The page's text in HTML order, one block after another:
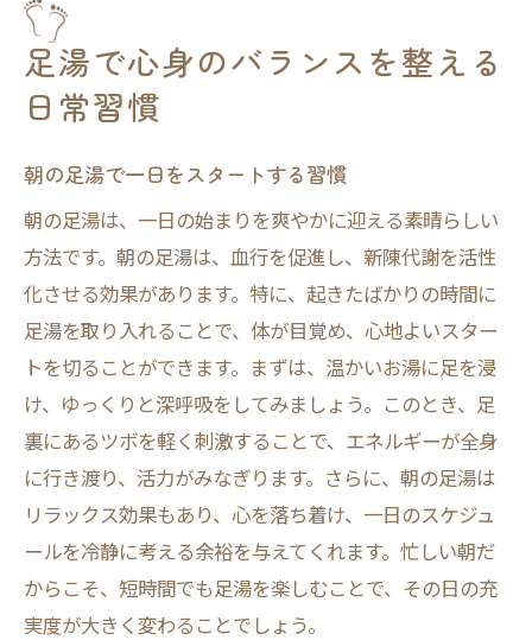
足湯で心身のバランスを整える
日常習慣
朝の足湯で一日をスタートする習慣
朝の足湯は、一日の始まりを爽やかに迎える素晴らしい
方法です。朝の足湯は、血行を促進し、新陳代謝を活性
化させる効果があります。特に、起きたばかりの時間に
足湯を取り入れることで、体が目覚め、心地よいスター
トを切ることができます。まずは、温かいお湯に足を浸
け、ゆっくりと深呼吸をしてみましょう。このとき、足
裏にあるツボを軽く刺激することで、エネルギーが全身
に行き渡り、活力がみなぎります。さらに、朝の足湯は
リラックス効果もあり、心を落ち着け、一日のスケジュ
ールを冷静に考える余裕を与えてくれます。忙しい朝だ
からこそ、短時間でも足湯を楽しむことで、その日の充
実度が大きく変わることでしょう。